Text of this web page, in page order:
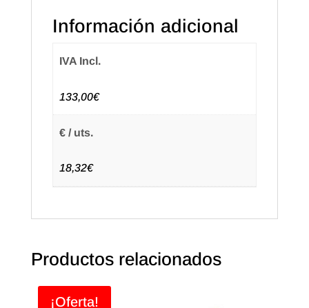
Información adicional
IVA Incl.
133,00€
€ / uts.
18,32€
Productos relacionados
¡Oferta!